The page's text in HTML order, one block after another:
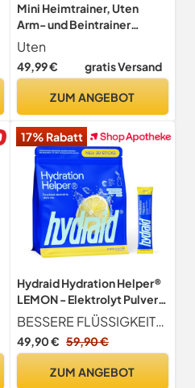
Mini Heimtrainer, Uten
Arm- und Beintrainer
Senioren elektrisch
Minibike
Bewegungstrainer,
einstellbare Widerstand
Matte für Reha
Maßnahmen, Zuhause Büro
Uten
49,99 € gratis Versand
ZUM ANGEBOT
17% Rabatt
Hydraid Hydration Helper®
LEMON - Elektrolyt Pulver,
30 Sticks
BESSERE FLÜSSIGKEITSAUFNAHME Kohlenhydrat-Elektrolyt-Lösungen verbessern die Wasseraufnahme während körperlicher Betätigung
49,90 € 59,90 €
ZUM ANGEBOT